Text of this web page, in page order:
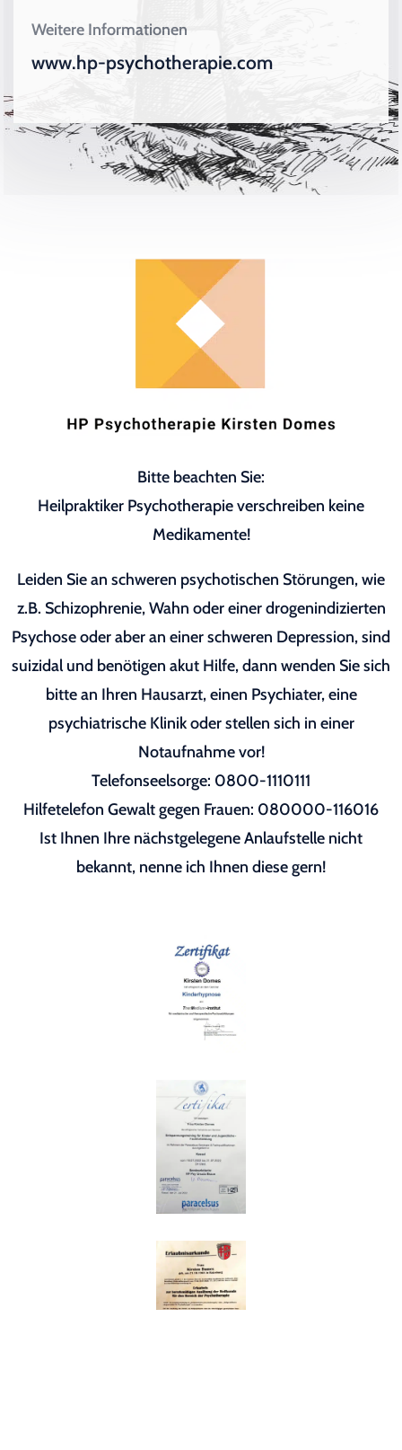
Weitere Informationen
www.hp-psychotherapie.com
Bitte beachten Sie:
Heilpraktiker Psychotherapie verschreiben keine
Medikamente!
Leiden Sie an schweren psychotischen Störungen, wie
z.B. Schizophrenie, Wahn oder einer drogenindizierten
Psychose oder aber an einer schweren Depression, sind
suizidal und benötigen akut Hilfe, dann wenden Sie sich
bitte an Ihren Hausarzt, einen Psychiater, eine
psychiatrische Klinik oder stellen sich in einer
Notaufnahme vor!
Telefonseelsorge: 0800-1110111
Hilfetelefon Gewalt gegen Frauen: 080000-116016
Ist Ihnen Ihre nächstgelegene Anlaufstelle nicht
bekannt, nenne ich Ihnen diese gern!